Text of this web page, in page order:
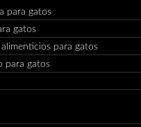
para gatos
gatos
para gatos
para gatos